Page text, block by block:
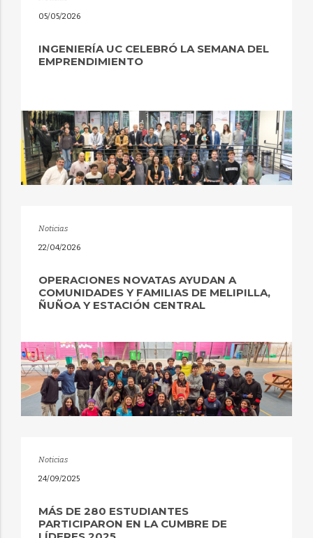
05/05/2026
INGENIERÍA UC CELEBRÓ LA SEMANA DEL
EMPRENDIMIENTO
Noticias
22/04/2026
OPERACIONES NOVATAS AYUDAN A
COMUNIDADES Y FAMILIAS DE MELIPILLA,
ÑUÑOA Y ESTACIÓN CENTRAL
Noticias
24/09/2025
MÁS DE 280 ESTUDIANTES
PARTICIPARON EN LA CUMBRE DE